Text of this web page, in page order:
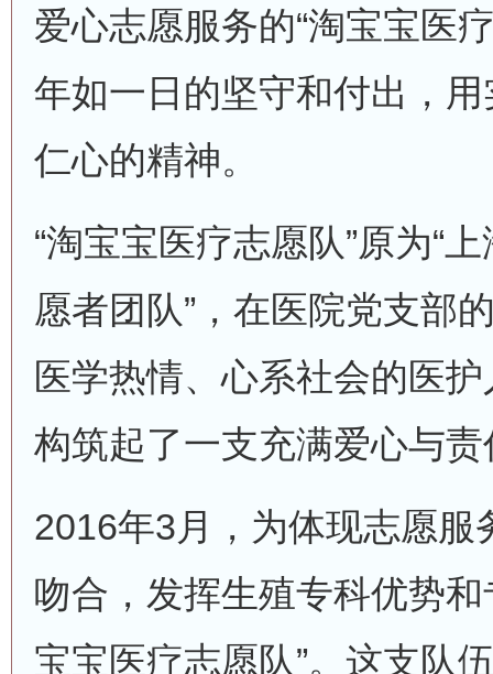
爱心志愿服务的“淘宝宝医
年如一日的坚守和付出，
仁心的精神。
“淘宝宝医疗志愿队”原为“
愿者团队”，在医院党支部
医学热情、心系社会的医
构筑起了一支充满爱心与
2016年3月，为体现志愿服
吻合，发挥生殖专科优势
宝宝医疗志愿队”。这支队